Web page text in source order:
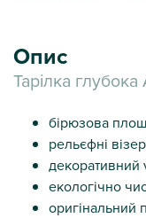
Опис
Тарілка
бірюзова
рельєфні
декоративний
екологічно
оригінальний